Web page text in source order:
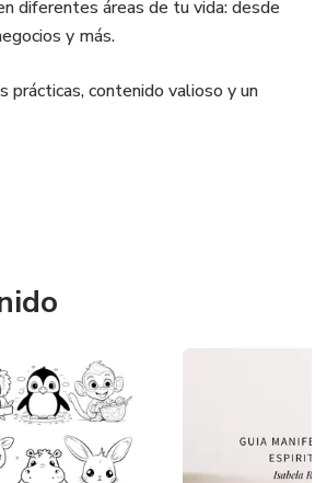
diferentes áreas de tu vida: desde
y más.
prácticas, contenido valioso y un